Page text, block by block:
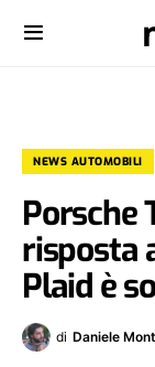
NEWS AUTOMOBILI
Porsche
risposta
Plaid è
di Daniele